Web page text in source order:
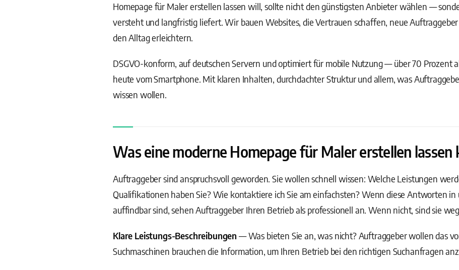
Homepage für Maler erstellen lassen will, sollte nicht den günstigsten Anbieter wählen —
versteht und langfristig liefert. Wir bauen Websites, die Vertrauen schaffen, neue
den Alltag erleichtern.
DSGVO-konform, auf deutschen Servern und optimiert für mobile Nutzung — über 70 Prozent
heute vom Smartphone. Mit klaren Inhalten, durchdachter Struktur und allem, was
wissen wollen.
Was eine moderne Homepage für Maler erstellen lassen
Auftraggeber sind anspruchsvoll geworden. Sie wollen schnell wissen: Welche Leistungen
Qualifikationen haben Sie? Wie kontaktiere ich Sie am einfachsten? Wenn diese Antworten in
auffindbar sind, sehen Auftraggeber Ihren Betrieb als professionell an. Wenn nicht, sind sie
Klare Leistungs-Beschreibungen — Was bieten Sie an, was nicht? Auftraggeber wollen das
Suchmaschinen brauchen die Information, um Ihren Betrieb bei den richtigen Suchanfragen